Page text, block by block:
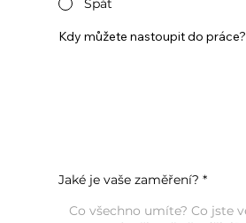
Kdy můžete nastoupit do práce?
Jaké je vaše zaměření?